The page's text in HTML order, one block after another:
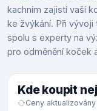
kachním zajistí vaší
ke žvýkání. Při vývoji
spolu s experty na
pro odměnění koček
Kde koupit
Ceny